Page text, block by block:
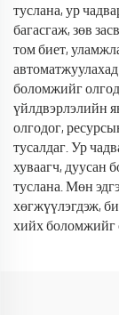
туслана, ур
багасгаж, зөв
том биет,
боломжийг
үйлдвэрлэлийн
олгодог,
тусалдаг. Ур
хуваагч, дуусан
туслана. Мөн
хөгжүүлэгдэж,
хийх боломжийг